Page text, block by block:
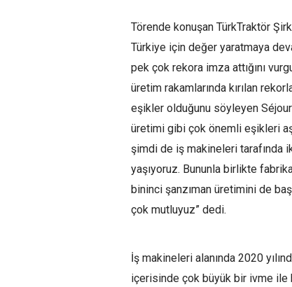
Törende konuşan TürkTraktör
Türkiye için değer yaratmaya
pek çok rekora imza attığını
üretim rakamlarında kırılan
eşikler olduğunu söyleyen
üretimi gibi çok önemli eşikleri
şimdi de iş makineleri tarafında
yaşıyoruz. Bununla birlikte
bininci şanzıman üretimini de
çok mutluyuz” dedi.
İş makineleri alanında 2020
içerisinde çok büyük bir ivme ile